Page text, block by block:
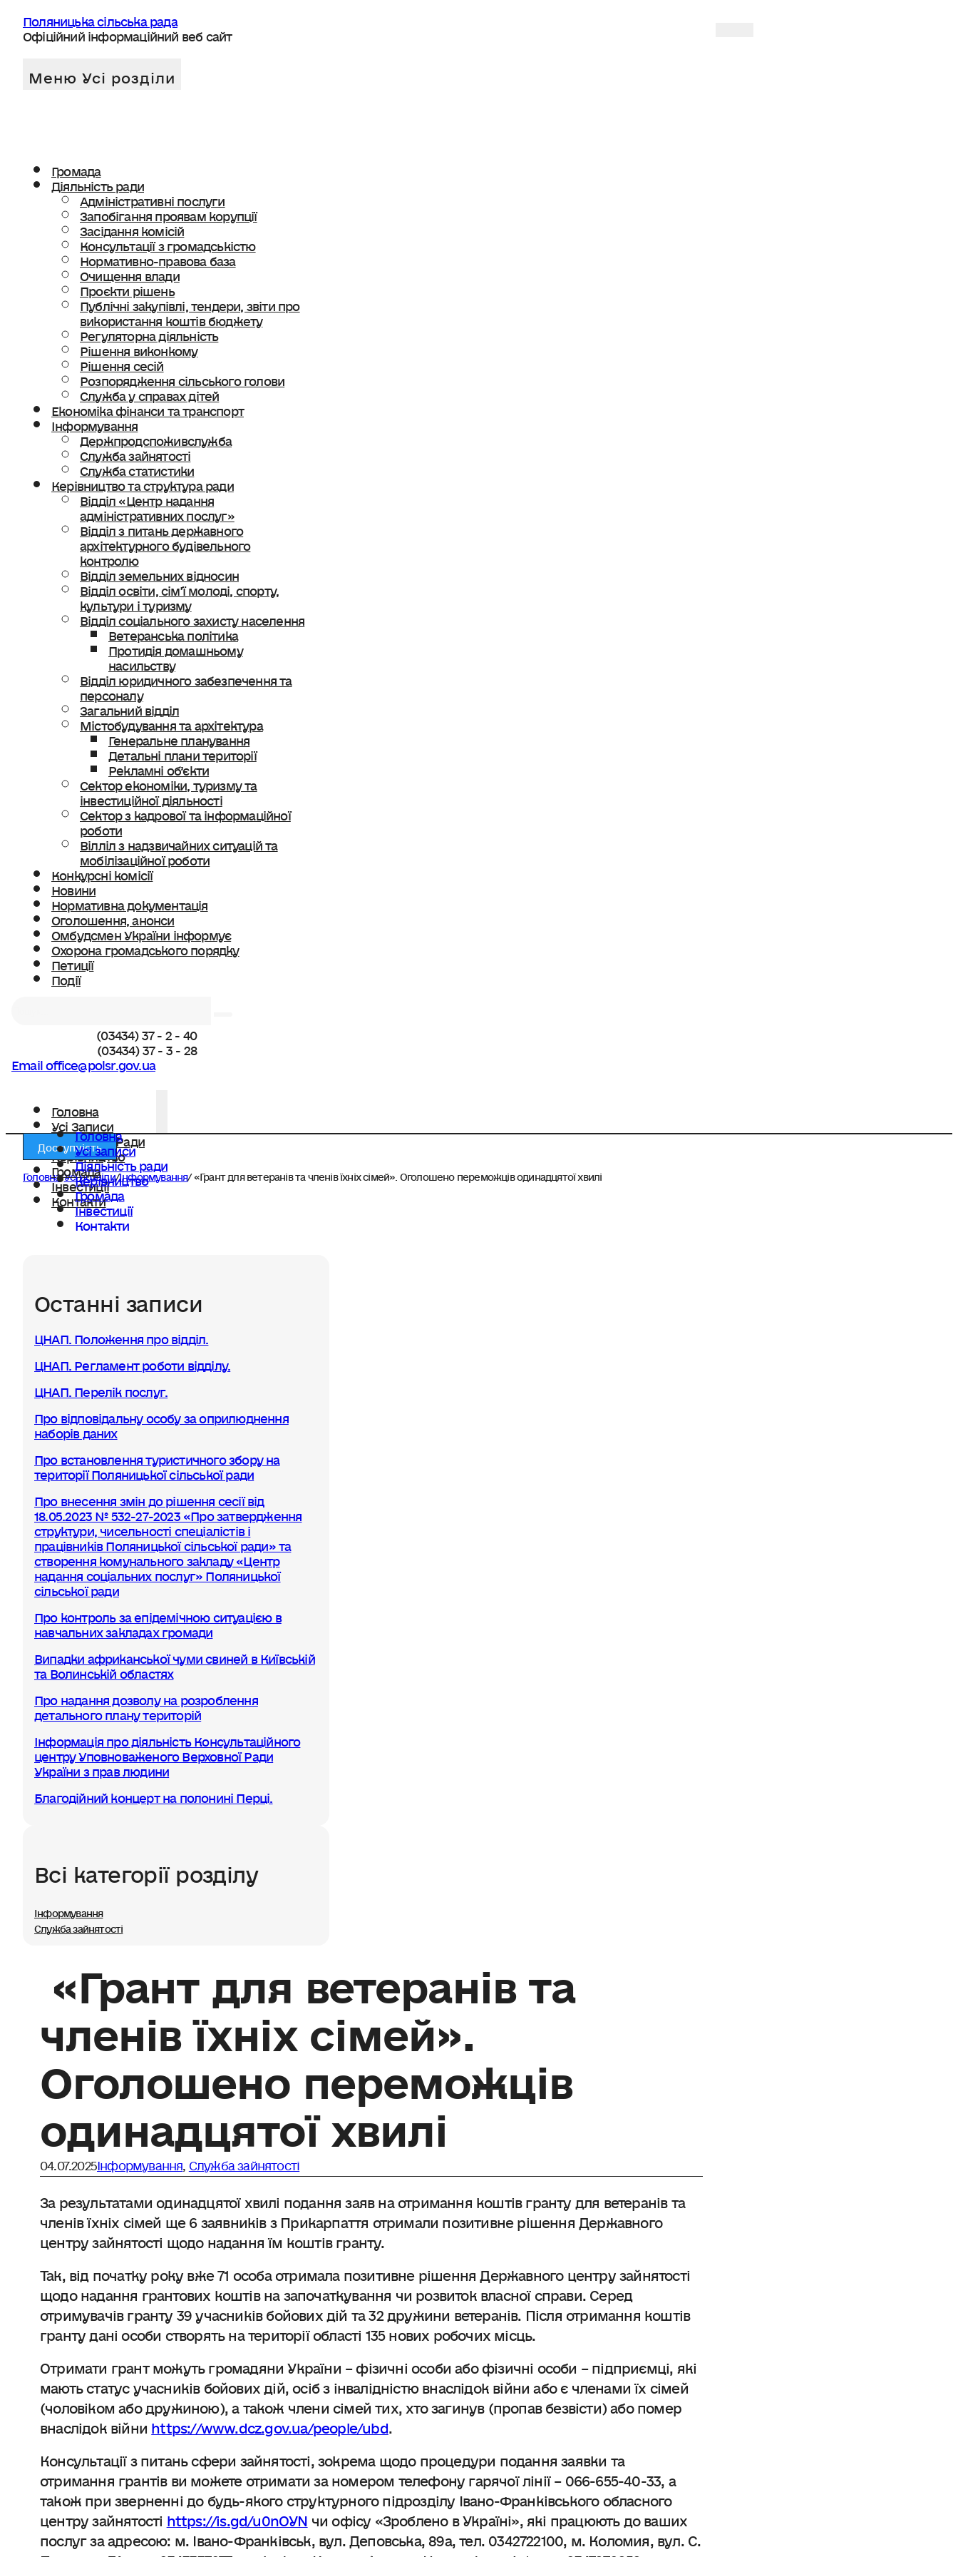
Поляницька сільська рада
Офіційний інформаційний веб сайт
Громада
Діяльність ради
Адміністративні послуги
Запобігання проявам корупції
Засідання комісій
Консультації з громадськістю
Нормативно-правова база
Очищення влади
Проєкти рішень
Публічні закупівлі, тендери, звіти про
використання коштів бюджету
Регуляторна діяльність
Рішення виконкому
Рішення сесій
Розпорядження сільського голови
Служба у справах дітей
Економіка фінанси та транспорт
Інформування
Держпродспоживслужба
Служба зайнятості
Служба статистики
Керівництво та структура ради
Відділ «Центр надання
адміністративних послуг»
Відділ з питань державного
архітектурного будівельного
контролю
Відділ земельних відносин
Відділ освіти, сімʼї молоді, спорту,
культури і туризму
Відділ соціального захисту населення
Ветеранська політика
Протидія домашньому
насильству
Відділ юридичного забезпечення та
персоналу
Загальний відділ
Містобудування та архітектура
Генеральне планування
Детальні плани території
Рекламні об’єкти
Сектор економіки, туризму та
інвестиційної діяльності
Сектор з кадрової та інформаційної
роботи
Вілліл з надзвичайних ситуацій та
мобілізаційної роботи
Конкурсні комісії
Новини
Нормативна документація
Оголошення, анонси
Омбудсмен України інформує
Охорона громадського порядку
Петиції
Події
(03434) 37 - 2 - 40
(03434) 37 - 3 - 28
Email office@polsr.gov.ua
Головна
Усі Записи
Діяльність Ради
Керівництво
Громада
Інвестиції
Контакти
Головна
Усі записи
Діяльність ради
Керівництво
Громада
Інвестиції
Контакти
Доступність
Головна/Усі розділи/Інформування/«Грант для ветеранів та членів їхніх сімей». Оголошено переможців одинадцятої хвилі
Останні записи
ЦНАП. Положення про відділ.
ЦНАП. Регламент роботи відділу.
ЦНАП. Перелік послуг.
Про відповідальну особу за оприлюднення
наборів даних
Про встановлення туристичного збору на
території Поляницької сільської ради
Про внесення змін до рішення сесії від
18.05.2023 № 532-27-2023 «Про затвердження
структури, чисельності спеціалістів і
працівників Поляницької сільської ради» та
створення комунального закладу «Центр
надання соціальних послуг» Поляницької
сільської ради
Про контроль за епідемічною ситуацією в
навчальних закладах громади
Випадки африканської чуми свиней в Київській
та Волинській областях
Про надання дозволу на розроблення
детального плану територій
Інформація про діяльність Консультаційного
центру Уповноваженого Верховної Ради
України з прав людини
Благодійний концерт на полонині Перці.
Всі категорії розділу
Інформування
Служба зайнятості
«Грант для ветеранів та
членів їхніх сімей».
Оголошено переможців
одинадцятої хвилі
04.07.2025Інформування Служба зайнятості
За результатами одинадцятої хвилі подання заяв на отримання коштів гранту для ветеранів та
членів їхніх сімей ще 6 заявників з Прикарпаття отримали позитивне рішення Державного
центру зайнятості щодо надання їм коштів гранту.
Так, від початку року вже 71 особа отримала позитивне рішення Державного центру зайнятості
щодо надання грантових коштів на започаткування чи розвиток власної справи. Серед
отримувачів гранту 39 учасників бойових дій та 32 дружини ветеранів. Після отримання коштів
гранту дані особи створять на території області 135 нових робочих місць.
Отримати грант можуть громадяни України – фізичні особи або фізичні особи – підприємці, які
мають статус учасників бойових дій, осіб з інвалідністю внаслідок війни або є членами їх сімей
(чоловіком або дружиною), а також члени сімей тих, хто загинув (пропав безвісти) або помер
внаслідок війниhttps://www.dcz.gov.ua/people/ubd.
Консультації з питань сфери зайнятості, зокрема щодо процедури подання заявки та
отримання грантів ви можете отримати за номером телефону гарячої лінії – 066-655-40-33, а
також при зверненні до будь-якого структурного підрозділу Івано-Франківського обласного
центру зайнятості https://is.gd/u0nOYNчи офісу «Зроблено в Україні», які працюють до ваших
послуг за адресою: м. Івано-Франківськ, вул. Деповська, 89а, тел. 0342722100, м. Коломия, вул. С.